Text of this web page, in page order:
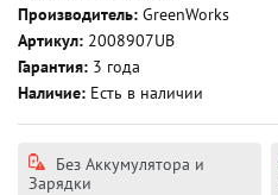
Производитель: GreenWorks
Артикул: 2008907UB
Гарантия: 3 года
Наличие: Есть в наличии
Без Аккумулятора и
Зарядки